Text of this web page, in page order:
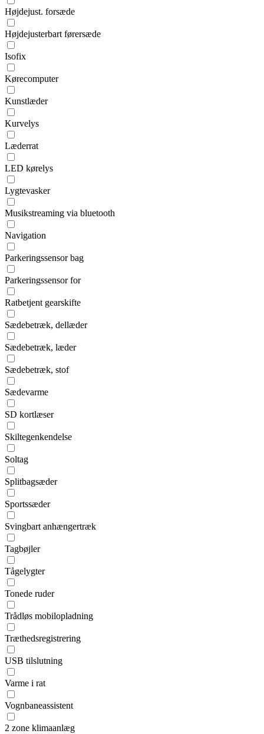
Højdejust. forsæde
Højdejusterbart førersæde
Isofix
Kørecomputer
Kunstlæder
Kurvelys
Læderrat
LED kørelys
Lygtevasker
Musikstreaming via bluetooth
Navigation
Parkeringssensor bag
Parkeringssensor for
Ratbetjent gearskifte
Sædebetræk, dellæder
Sædebetræk, læder
Sædebetræk, stof
Sædevarme
SD kortlæser
Skiltegenkendelse
Soltag
Splitbagsæder
Sportssæder
Svingbart anhængertræk
Tagbøjler
Tågelygter
Tonede ruder
Trådløs mobilopladning
Træthedsregistrering
USB tilslutning
Varme i rat
Vognbaneassistent
2 zone klimaanlæg